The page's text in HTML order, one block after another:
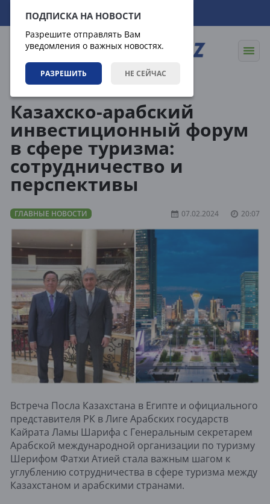
ПОДПИСКА НА НОВОСТИ
Разрешите отправлять Вам
уведомления о важных новостях.
РАЗРЕШИТЬ НЕ СЕЙЧАС
08.08.2026 23:53:14
Казахско-арабский
инвестиционный форум
в сфере туризма:
сотрудничество и
перспективы
ГЛАВНЫЕ НОВОСТИ 07.02.2024 20:07
Встреча Посла Казахстана в Египте и официального
представителя РК в Лиге Арабских государств
Кайрата Ламы Шарифа с Генеральным секретарем
Арабской международной организации по туризму
Шерифом Фатхи Атией стала важным шагом к
углублению сотрудничества в сфере туризма между
Казахстаном и арабскими странами.